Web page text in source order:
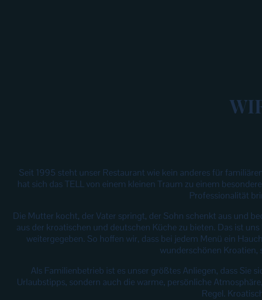
Seit 1995 steht unser Restaurant wie kein anderes für
hat sich das TELL von einem kleinen Traum zu einem
Professionalität
Die Mutter kocht, der Vater springt, der Sohn schenkt aus und
aus der kroatischen und deutschen Küche zu bieten. Das ist
weitergegeben. So hoffen wir, dass bei jedem Menü ein
wunderschönen Kroatien,
Als Familienbetrieb ist es unser größtes Anliegen, dass Sie
Urlaubstipps, sondern auch die warme, persönliche
Regel.